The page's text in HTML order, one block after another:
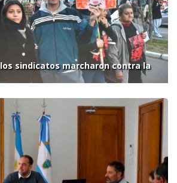
los sindicatos marcharon contra la